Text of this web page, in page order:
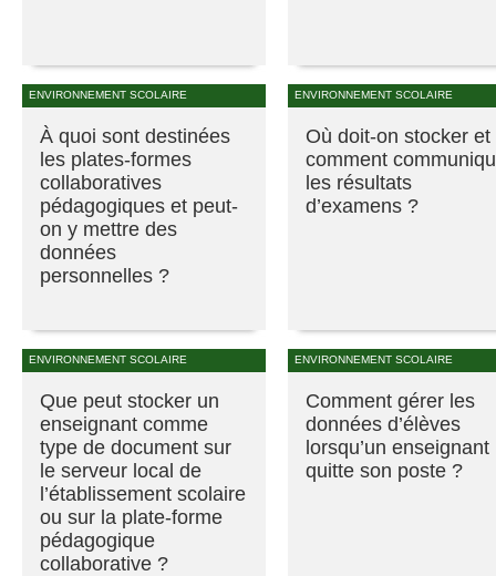
ENVIRONNEMENT SCOLAIRE
À quoi sont destinées
les plates-formes
collaboratives
pédagogiques et peut-
on y mettre des
données
personnelles ?
ENVIRONNEMENT SCOLAIRE
Où doit-on stocker et
comment
les résultats
d’examens ?
ENVIRONNEMENT SCOLAIRE
Que peut stocker un
enseignant comme
type de document sur
le serveur local de
l’établissement scolaire
ou sur la plate-forme
pédagogique
collaborative ?
ENVIRONNEMENT SCOLAIRE
Comment gérer les
données d’élèves
lorsqu’un enseignant
quitte son poste ?